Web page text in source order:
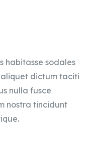
habitasse sodales
dictum taciti
nulla fusce
nostra tincidunt